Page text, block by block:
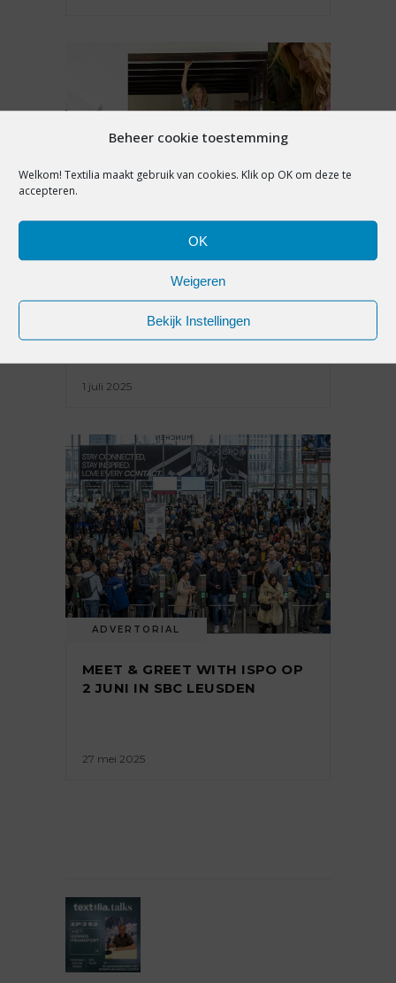
Beheer cookie toestemming
Welkom! Textilia maakt gebruik van cookies. Klik op OK om deze te
accepteren.
OK
Weigeren
Bekijk Instellingen
ANNA BLUE PRESENTEERT
VROUWELIJKE NONCHALANCE
VOOR SS26
1 juli 2025
ADVERTORIAL
MEET & GREET WITH ISPO OP
2 JUNI IN SBC LEUSDEN
27 mei 2025